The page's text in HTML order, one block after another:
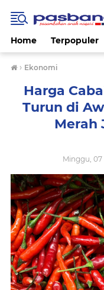
Home Terpopuler
› Ekonomi
Harga
Turun di
Merah
Minggu, 07